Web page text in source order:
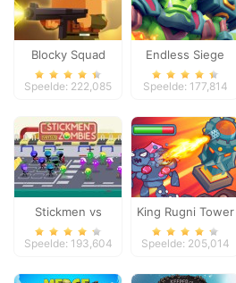
Blocky Squad
Speelde: 222,085
Endless Siege
Speelde: 177,814
Stickmen vs
Zombies
Speelde: 193,604
King Rugni Tower
Defense
Speelde: 205,014